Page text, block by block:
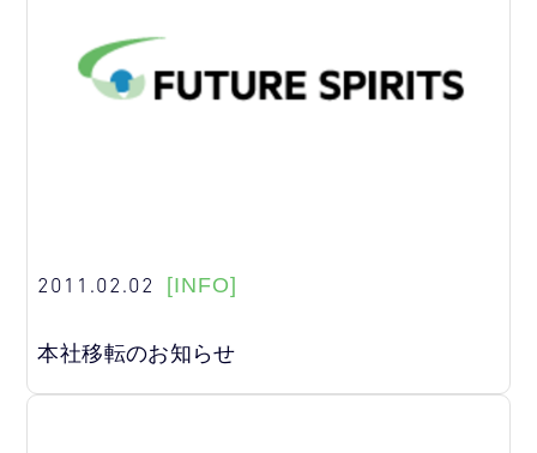
2011.02.02 [INFO]
本社移転のお知らせ